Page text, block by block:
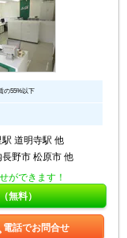
の55%以下
道明寺駅 他
野市 松原市 他
ができます！
無料）
電話でお問合せ